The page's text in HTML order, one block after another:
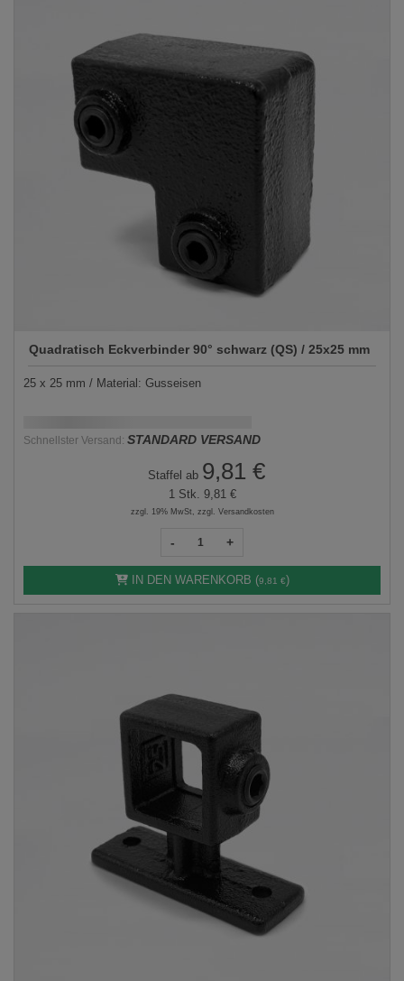
Quadratisch Eckverbinder 90° schwarz (QS) / 25x25 mm
25 x 25 mm / Material: Gusseisen
Schnellster Versand: STANDARD VERSAND
Staffel ab 9,81 €
1 Stk. 9,81 €
zzgl. 19% MwSt, zzgl. Versandkosten
- +
IN DEN WARENKORB (9,81 €)